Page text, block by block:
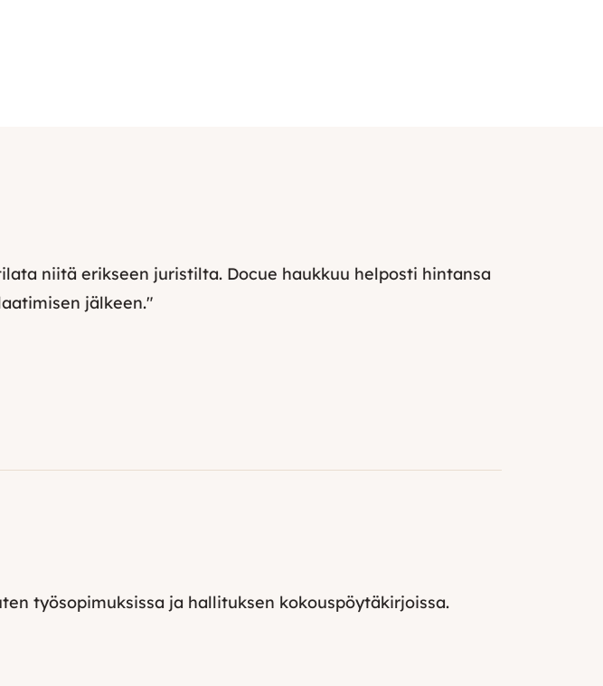
niitä erikseen juristilta. Docue haukkuu helposti hintansa
jälkeen."
työsopimuksissa ja hallituksen kokouspöytäkirjoissa.